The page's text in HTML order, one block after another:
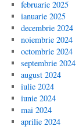
februarie 2025
ianuarie 2025
decembrie 2024
noiembrie 2024
octombrie 2024
septembrie 2024
august 2024
iulie 2024
iunie 2024
mai 2024
aprilie 2024